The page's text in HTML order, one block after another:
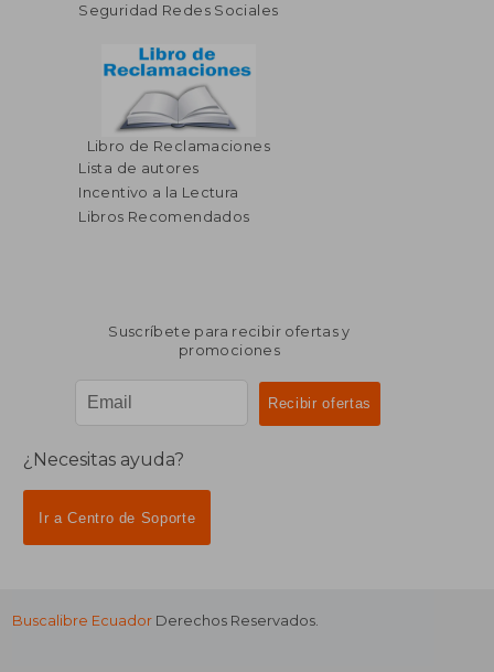
Seguridad Redes Sociales
Libro de Reclamaciones
Lista de autores
Incentivo a la Lectura
Libros Recomendados
Suscríbete para recibir ofertas y
promociones
¿Necesitas ayuda?
Ir a Centro de Soporte
Buscalibre Ecuador Derechos Reservados.